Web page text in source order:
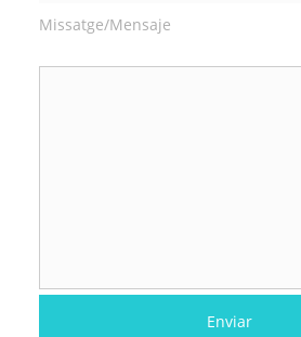
Missatge/Mensaje